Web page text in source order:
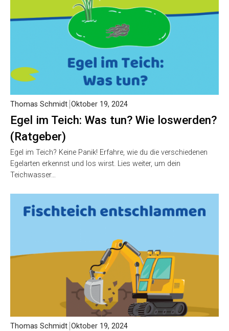
Egel im Teich: Was tun? Wie loswerden?
(Ratgeber)
Thomas Schmidt Oktober 19, 2024
Egel im Teich? Keine Panik! Erfahre, wie du die verschiedenen
Egelarten erkennst und los wirst. Lies weiter, um dein
Teichwasser…
Thomas Schmidt Oktober 19, 2024